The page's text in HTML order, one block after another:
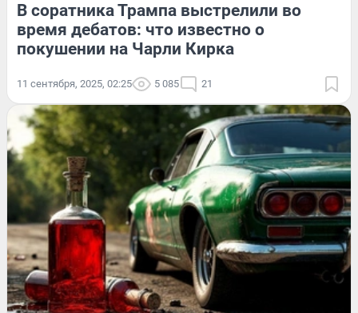
В соратника Трампа выстрелили во
время дебатов: что известно о
покушении на Чарли Кирка
11 сентября, 2025, 02:25 5 085 21